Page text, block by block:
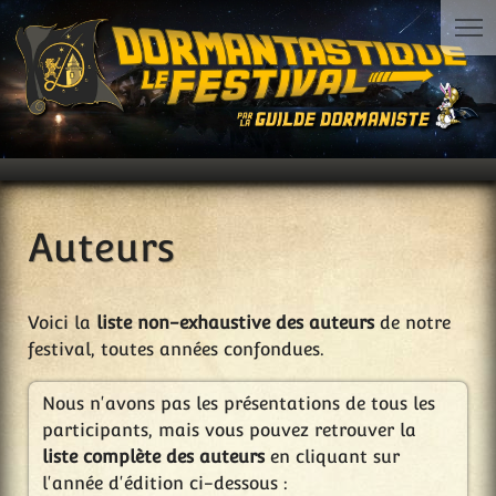
Auteurs
Voici la liste non-exhaustive des auteursde notre
festival, toutes années confondues.
Nous n'avons pas les présentations de tous les
participants, mais vous pouvez retrouver la
liste complète des auteursen cliquant sur
l'année d'édition ci-dessous :